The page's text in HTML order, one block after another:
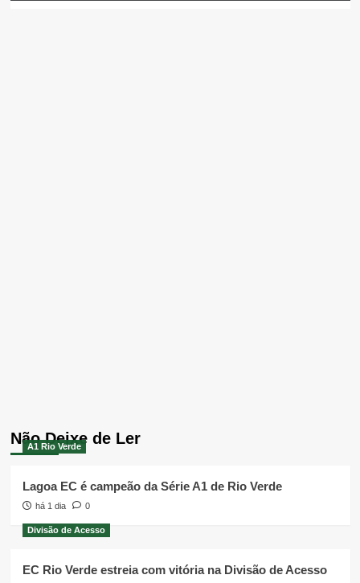
Não Deixe de Ler
A1 Rio Verde
Lagoa EC é campeão da Série A1 de Rio Verde
há 1 dia 0
Divisão de Acesso
EC Rio Verde estreia com vitória na Divisão de Acesso